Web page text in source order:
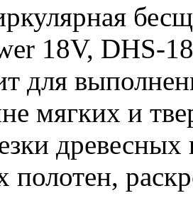
18V, DHS-
для
мягких и
полотен,